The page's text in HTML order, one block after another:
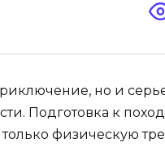
но и
Подготовка к
физическую